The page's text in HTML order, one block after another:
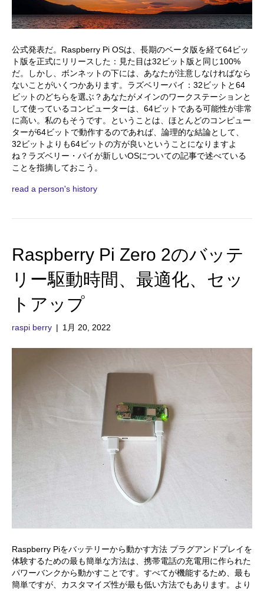
公式発表だ。Raspberry Pi OSは、長期のベータ版を経て64ビッ
ト版を正式にリリースした：見た目は32ビット版と同じ100%
だ。しかし、ボンネットの下には、あなたが注意しなければなら
ないことがいくつかあります。ラズベリーパイ：32ビットと64
ビットのどちらを選ぶ？あなたがメインのワークステーションと
して使っているコンピューターは、64ビットである可能性が非常
に高い。私のもそうです。ということは、ほとんどのコンピュー
ターが64ビットで動作するのであれば、論理的な結論として、
32ビットよりも64ビットの方が良いということになりますよ
ね？ラズベリー・パイが新しいOSについての記事で述べている
ことを指摘しておこう。
read a person's history
Raspberry Pi Zero 2のバッテ
リー駆動時間、最適化、セッ
トアップ
raspi berry | 1月 20, 2022
Raspberry Piをバッテリーから動かす方法 プラグアンドプレイを
体験するための最も簡単な方法は、携帯電話の充電用に作られた
パワーバンクから動かすことです。すべてが機能するため、最も
簡単ですが、カスタマイズ性が最も低い方法でもあります。より